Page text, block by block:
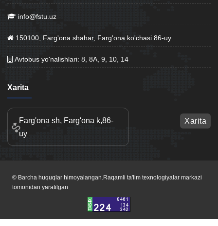
info@fstu.uz
150100, Farg'ona shahar, Farg'ona ko'chasi 86-uy
Avtobus yo'nalishlari: 8, 8A, 9, 10, 14
Xarita
Farg'ona sh, Farg'ona k,86-
uy
Xarita
© Barcha huquqlar himoyalangan.Raqamli ta'lim texnologiyalar markazi
tomonidan yaratilgan